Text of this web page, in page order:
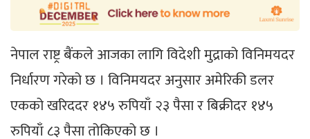
नेपाल राष्ट्र बैंकले आजका लागि विदेशी मुद्राको विनिमयदर
निर्धारण गरेको छ । विनिमयदर अनुसार अमेरिकी डलर
एकको खरिददर १४५ रुपियाँ २३ पैसा र बिक्रीदर १४५
रुपियाँ ८३ पैसा तोकिएको छ ।